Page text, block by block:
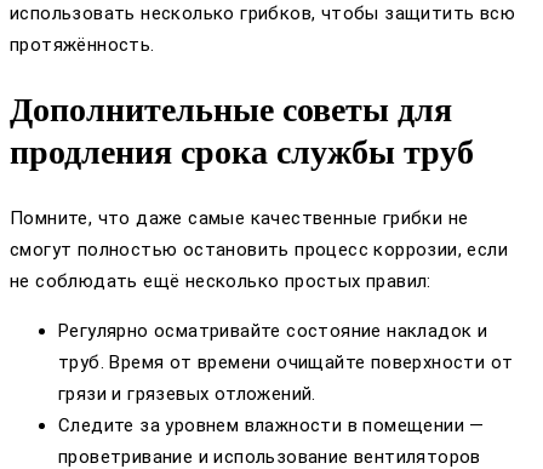
использовать несколько грибков, чтобы защитить всю
протяжённость.
Дополнительные советы для
продления срока службы труб
Помните, что даже самые качественные грибки не
смогут полностью остановить процесс коррозии, если
не соблюдать ещё несколько простых правил:
Регулярно осматривайте состояние накладок и
труб. Время от времени очищайте поверхности от
грязи и грязевых отложений.
Следите за уровнем влажности в помещении —
проветривание и использование вентиляторов